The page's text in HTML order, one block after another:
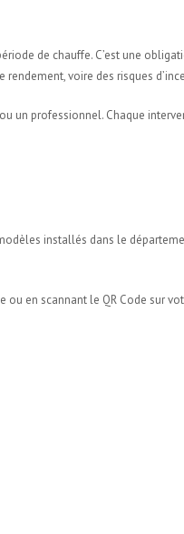
de chauffe. C’est une
voire des risques
un professionnel. Chaque
installés dans le
en scannant le QR Code sur